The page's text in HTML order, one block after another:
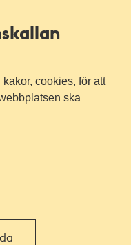
cookies, för att
ska